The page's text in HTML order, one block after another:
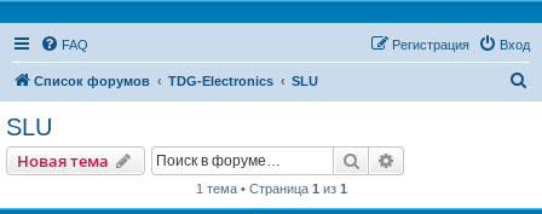
FAQ Вход
Регистрация
Список форумов TDG-Electronics SLU
SLU
Новая тема Поиск
1 тема • Страница 1 из 1